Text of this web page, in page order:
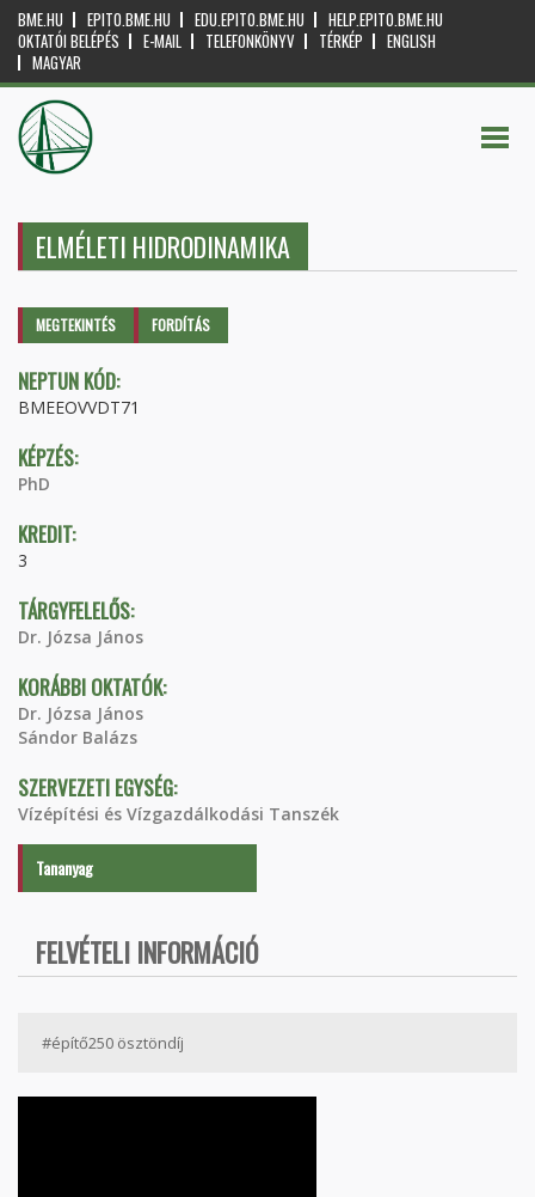
BME.HU EPITO.BME.HU EDU.EPITO.BME.HU
HELP.EPITO.BME.HU
OKTATÓI BELÉPÉS
E-MAIL TELEFONKÖNYV TÉRKÉP
ENGLISH
MAGYAR
ELMÉLETI HIDRODINAMIKA
Elsődleges fülek
MEGTEKINTÉS (AKTÍVFORDÍTÁS
NEPTUN KÓD:
BMEEOVVDT71
KÉPZÉS:
PhD
KREDIT:
3
TÁRGYFELELŐS:
Dr. Józsa János
KORÁBBI OKTATÓK:
Dr. Józsa János
Sándor Balázs
SZERVEZETI EGYSÉG:
Vízépítési és Vízgazdálkodási Tanszék
Tananyag
FELVÉTELI INFORMÁCIÓ
#építő250 ösztöndíj